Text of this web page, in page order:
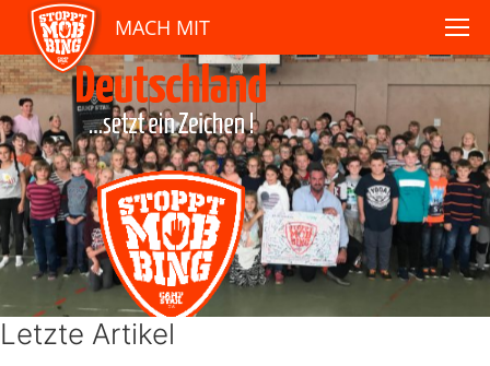
MACH MIT
Letzte Artikel